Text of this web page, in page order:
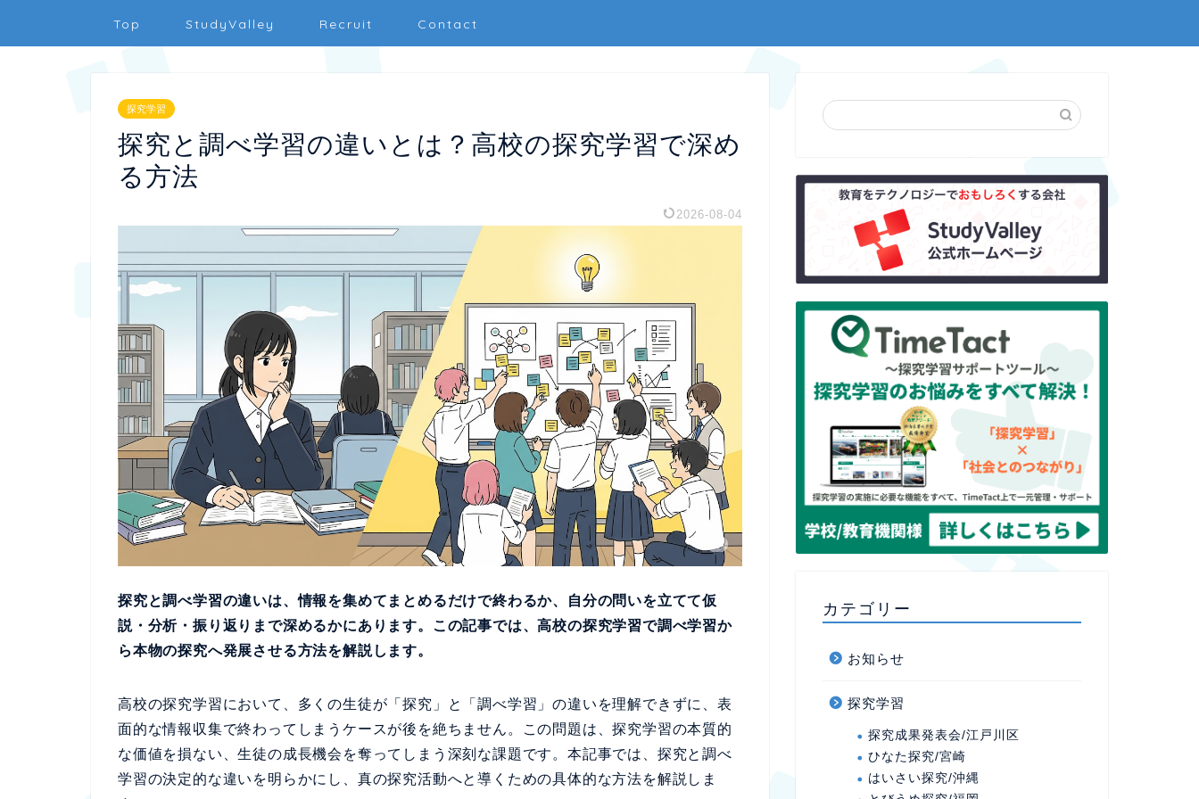
Top StudyValley Recruit Contact
探究学習
探究と調べ学習の違いとは？高校の探究学習で深め
る方法
2026-08-04
探究と調べ学習の違いは、情報を集めてまとめるだけで終わるか、自分の問いを立てて仮
説・分析・振り返りまで深めるかにあります。この記事では、高校の探究学習で調べ学習か
ら本物の探究へ発展させる方法を解説します。
高校の探究学習において、多くの生徒が「探究」と「調べ学習」の違いを理解できずに、表
面的な情報収集で終わってしまうケースが後を絶ちません。この問題は、探究学習の本質的
な価値を損ない、生徒の成長機会を奪ってしまう深刻な課題です。本記事では、探究と調べ
学習の決定的な違いを明らかにし、真の探究活動へと導くための具体的な方法を解説しま
カテゴリー
お知らせ
探究学習
探究成果発表会/江戸川区
ひなた探究/宮崎
はいさい探究/沖縄